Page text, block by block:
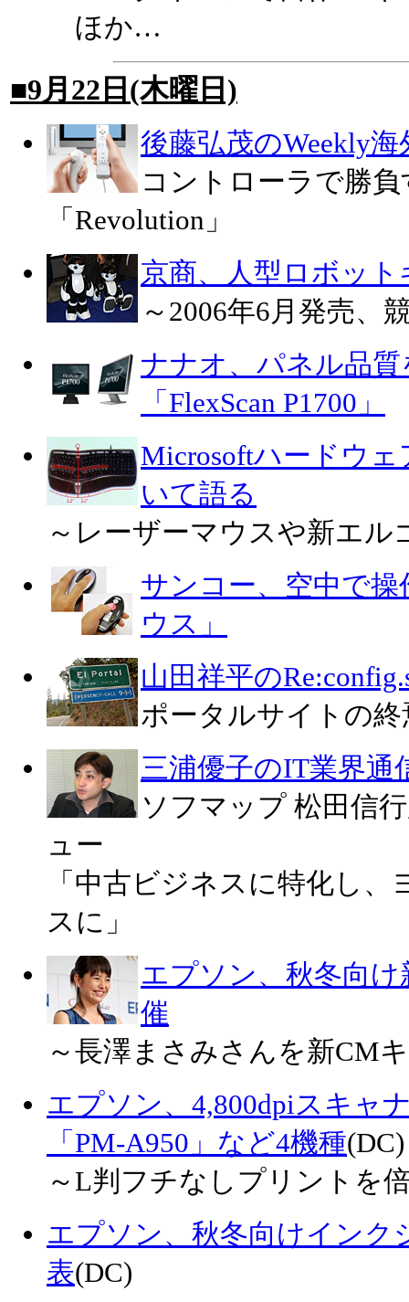
ほか…
■9月22日(木曜日)
後藤弘茂のWeekly
コントローラで勝
「Revolution」
京商、人型ロボッ
～2006年6月発売、
ナナオ、パネル品
「FlexScan P1700」
Microsoftハードウ
いて語る
～レーザーマウスや新エ
サンコー、空中で
ウス」
山田祥平の
ポータルサイトの終
三浦優子のIT業界通
ソフマップ 松田信
ュー
「中古ビジネスに特化し
スに」
エプソン、秋冬向
催
～長澤まさみさんを新CM
エプソン、4,800dpiスキャ
「PM-A950」など4機種(DC)
～L判フチなしプリントを
エプソン、秋冬向けインク
表(DC)